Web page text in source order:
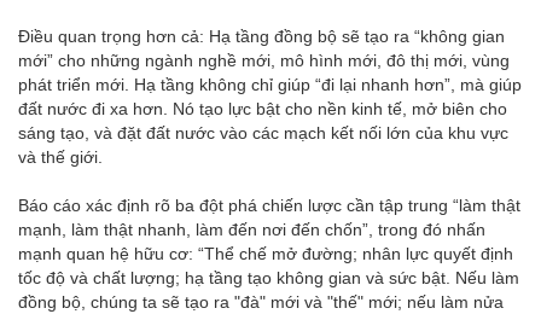
Điều quan trọng hơn cả: Hạ tầng đồng bộ sẽ tạo ra “không gian
mới” cho những ngành nghề mới, mô hình mới, đô thị mới, vùng
phát triển mới. Hạ tầng không chỉ giúp “đi lại nhanh hơn”, mà giúp
đất nước đi xa hơn. Nó tạo lực bật cho nền kinh tế, mở biên cho
sáng tạo, và đặt đất nước vào các mạch kết nối lớn của khu vực
và thế giới.
Báo cáo xác định rõ ba đột phá chiến lược cần tập trung “làm thật
mạnh, làm thật nhanh, làm đến nơi đến chốn”, trong đó nhấn
mạnh quan hệ hữu cơ: “Thể chế mở đường; nhân lực quyết định
tốc độ và chất lượng; hạ tầng tạo không gian và sức bật. Nếu làm
đồng bộ, chúng ta sẽ tạo ra "đà" mới và "thế" mới; nếu làm nửa